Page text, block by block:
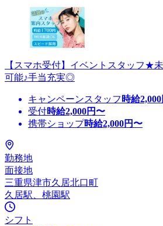
【スマホ受付】イベントスタッフ★
可能♪手当充実◎
キャンペーンスタッフ 時給2,000
受付時給2,000円〜
携帯ショップ時給2,000円〜
勤務地
面接地
三重県津市久居北口町
久居駅、桃園駅
シフト